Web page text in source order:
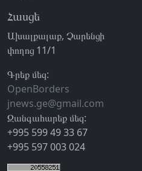
Հասցե
Ախալքալաք, Չարենցի
փողոց 11/1
Գրեք մեզ:
OpenBorders
jnews.ge@gmail.com
Զանգահարեք մեզ:
+995 599 49 33 67
+995 597 003 024